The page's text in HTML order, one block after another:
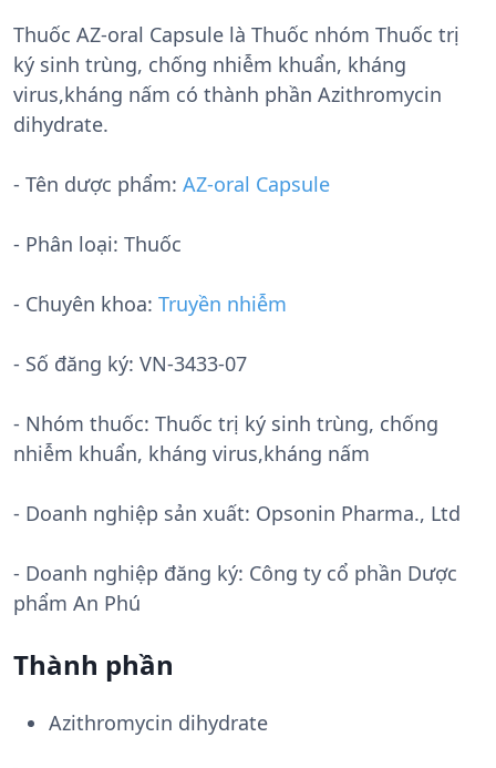
Thuốc AZ-oral Capsule là Thuốc nhóm Thuốc trị
ký sinh trùng, chống nhiễm khuẩn, kháng
virus,kháng nấm có thành phần Azithromycin
dihydrate.
- Tên dược phẩm: AZ-oral Capsule
- Phân loại: Thuốc
- Chuyên khoa: Truyền nhiễm
- Số đăng ký: VN-3433-07
- Nhóm thuốc: Thuốc trị ký sinh trùng, chống
nhiễm khuẩn, kháng virus,kháng nấm
- Doanh nghiệp sản xuất: Opsonin Pharma., Ltd
- Doanh nghiệp đăng ký: Công ty cổ phần Dược
phẩm An Phú
Thành phần
Azithromycin dihydrate